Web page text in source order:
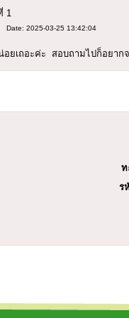
1
Date: 2025-03-25 13:42:04
อยเถอะค่ะ สอบถามไปก็อยา
ท
ร